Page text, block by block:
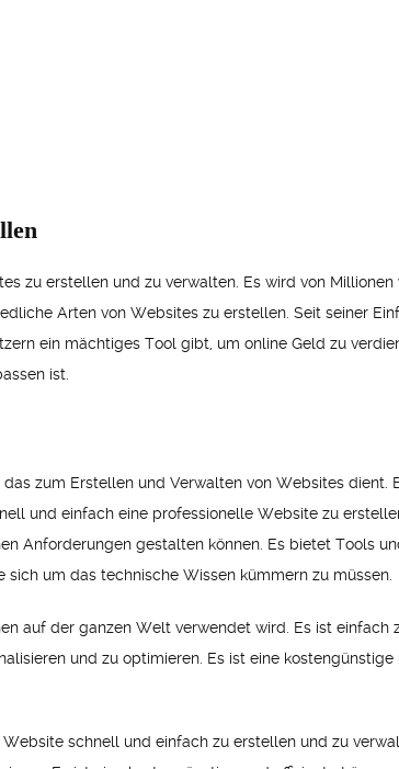
zu erstellen und zu verwalten. Es wird von
Arten von Websites zu erstellen. Seit seiner
ein mächtiges Tool gibt, um online Geld zu
ist.
zum Erstellen und Verwalten von Websites dient.
und einfach eine professionelle Website zu
Anforderungen gestalten können. Es bietet Tools
um das technische Wissen kümmern zu müssen.
auf der ganzen Welt verwendet wird. Es ist einfach
und zu optimieren. Es ist eine
schnell und einfach zu erstellen und zu